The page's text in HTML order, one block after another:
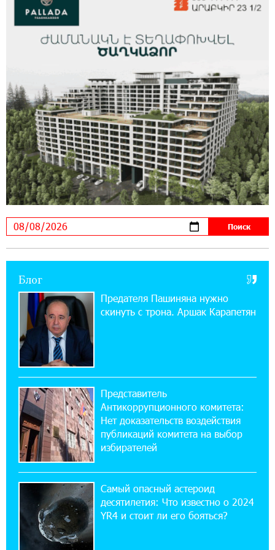
В мобильном приложении Юнибанка теперь
imID
«Бесплатные бонусы в играх»: IDBank
предупреждает о кибератаках на школьников
11:21:15 31-07-2026
ЕАЭС со временем будет расширяться. Когда-
нибудь это поймёт и рядовой армянин, но
будет уже поздно
11:03:52 31-07-2026
Если Израиль использует тему Геноцида
армян против Эрдогана, то что для него
значит сам Геноцид?
10% годовых и оформление в мобильном
приложении
17:03:49 30-07-2026
Платформа Rate.Trading на Seaside Startup
Summit: IDBank представил инновационное
решение
14:44:13 29-07-2026
Состоялось открытие Khachaturian Rooftop
при поддержке IDBank
Пашинян ты упустил свой шанс уйти
спокойно. Аршак Карапетян
12:04:53 28-07-2026
Обновленный Центр продаж и обслуживания
Блог
Предателя Пашиняна нужно
скинуть с трона. Аршак Карапетян
Представитель
Антикоррупционного комитета:
Нет доказательств воздействия
публикаций комитета на выбор
избирателей
Самый опасный астероид
десятилетия: Что известно о 2024
YR4 и стоит ли его бояться?